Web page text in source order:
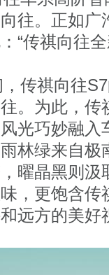
往。正如
“传祺向往
传祺向往
。为此，
光巧妙融
林绿来自
曜晶黑则
，更饱含
远方的美好